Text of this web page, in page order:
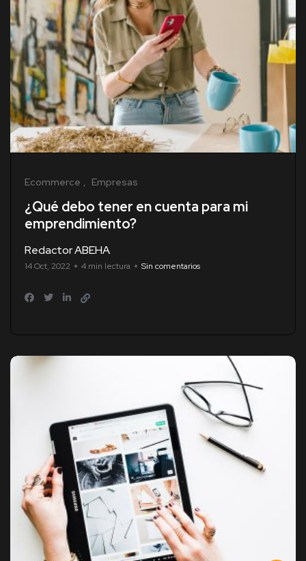
Ecommerce Empresas
¿Qué debo tener en cuenta para mi
emprendimiento?
Redactor ABEHA
14 Oct, 2022 4 min lectura Sin comentarios